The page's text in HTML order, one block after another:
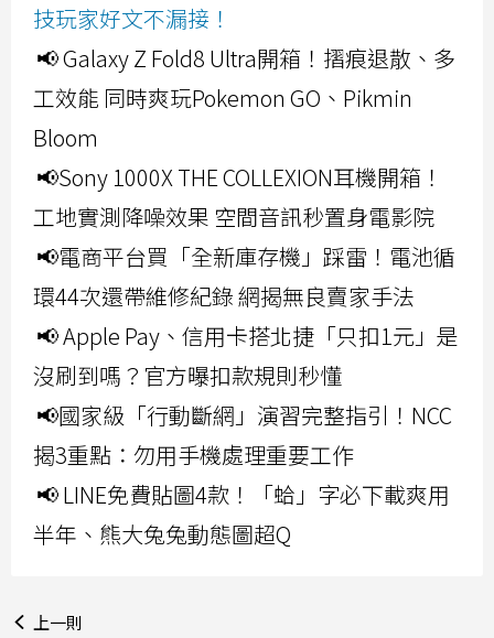
技玩家好文不漏接！
📢 Galaxy Z Fold8 Ultra開箱！摺痕退散、多
工效能 同時爽玩Pokemon GO、Pikmin
Bloom
📢Sony 1000X THE COLLEXION耳機開箱！
工地實測降噪效果 空間音訊秒置身電影院
📢電商平台買「全新庫存機」踩雷！電池循
環44次還帶維修紀錄 網揭無良賣家手法
📢 Apple Pay、信用卡搭北捷「只扣1元」是
沒刷到嗎？官方曝扣款規則秒懂
📢國家級「行動斷網」演習完整指引！NCC
揭3重點：勿用手機處理重要工作
📢 LINE免費貼圖4款！「蛤」字必下載爽用
半年、熊大兔兔動態圖超Q
上一則